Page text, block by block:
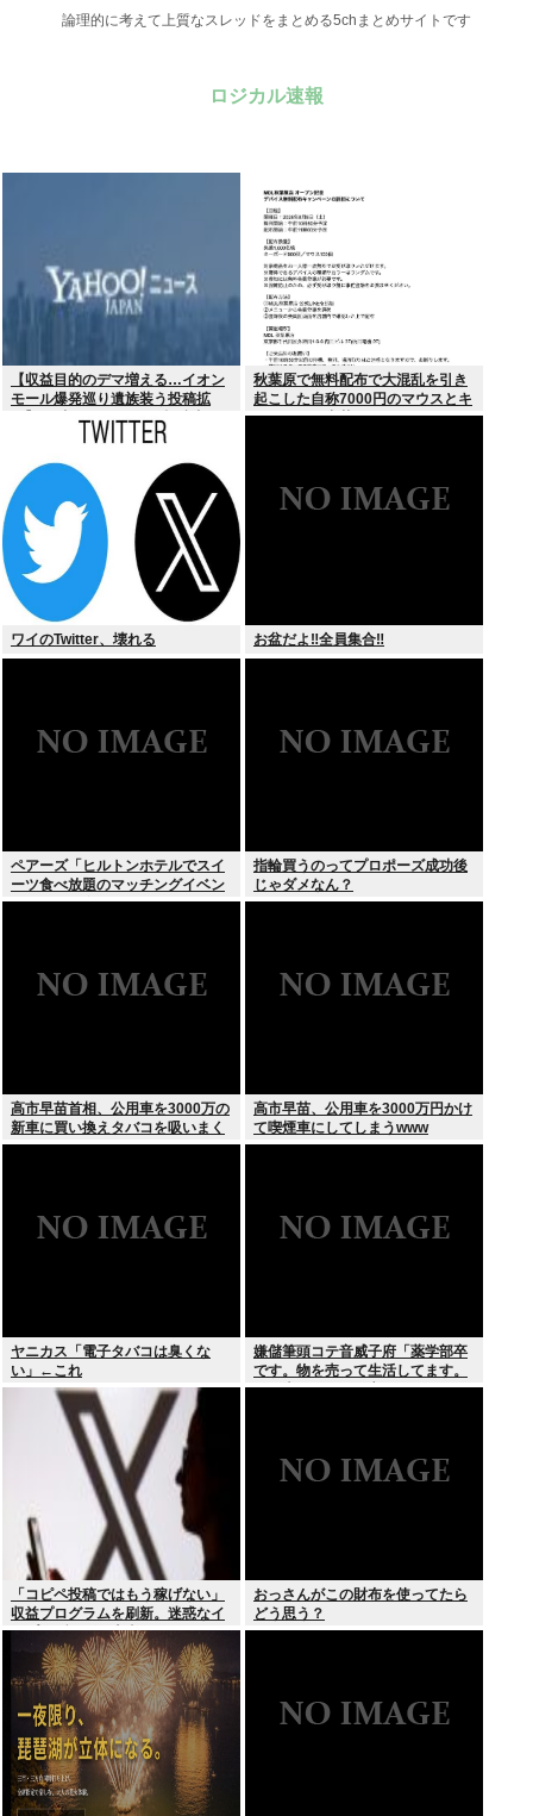
論理的に考えて上質なスレッドをまとめる5chまとめサイトです
ロジカル速報
【収益目的のデマ増える…イオン
モール爆発巡り遺族装う投稿拡
散】X（旧ツイッター）投稿者
「閲覧数稼ぎや承認欲求止まらな
秋葉原で無料配布で大混乱を引き
起こした自称7000円のマウスとキ
ーボード、中華サイトで1500円で
ワイのTwitter、壊れる お盆だよ‼全員集合‼
ペアーズ「ヒルトンホテルでスイ
ーツ食べ放題のマッチングイベン
トやるぞ。女2500円男7000円
指輪買うのってプロポーズ成功後
じゃダメなん？
高市早苗首相、公用車を3000万の
新車に買い換えタバコを吸いまく
っていた
高市早苗、公用車を3000万円かけ
て喫煙車にしてしまうwww
ヤニカス「電子タバコは臭くな
い」←これ
嫌儲筆頭コテ音威子府「薬学部卒
です。物を売って生活してます。
何を売ってるかは言えません」
「コピペ投稿ではもう稼げない」
収益プログラムを刷新。迷惑なイ
ンプレゾンビは本当にいなくなる
のか？
おっさんがこの財布を使ってたら
どう思う？